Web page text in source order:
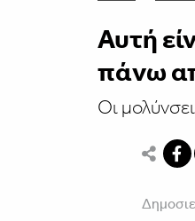
Αυτή
πάνω
Οι